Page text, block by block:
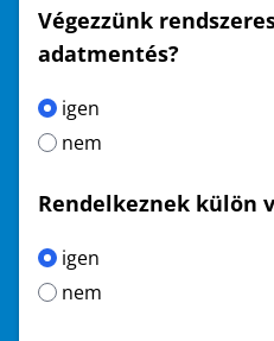
Végezzünk
adatmentés?
igen
nem
Rendelkeznek külön
igen
nem